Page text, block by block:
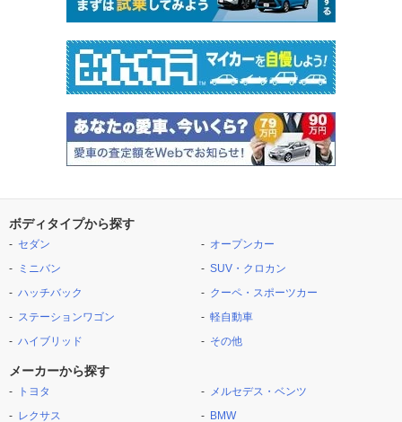
ボディタイプから探す
セダン
ミニバン
ハッチバック
ステーションワゴン
ハイブリッド
オープンカー
SUV・クロカン
クーペ・スポーツカー
軽自動車
その他
メーカーから探す
トヨタ
レクサス
メルセデス・ベンツ
BMW